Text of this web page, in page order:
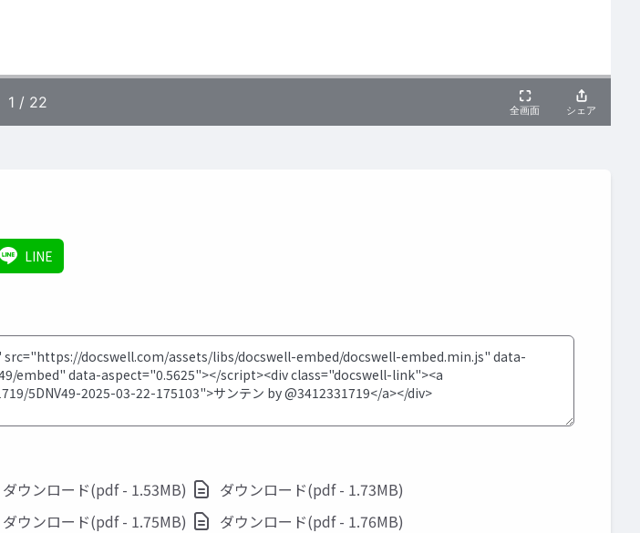
LINE
ダウンロード(pdf - 1.53MB)
ダウンロード(pdf - 1.73MB)
ダウンロード(pdf - 1.75MB) ダウンロード(pdf - 1.76MB)